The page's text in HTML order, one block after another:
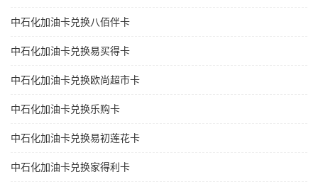
中石化加油卡兑换八佰伴卡
中石化加油卡兑换易买得卡
中石化加油卡兑换欧尚超市卡
中石化加油卡兑换乐购卡
中石化加油卡兑换易初莲花卡
中石化加油卡兑换家得利卡